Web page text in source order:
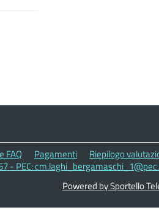
FAQ Pagamenti
Riepilogo
- PEC:
Powered by Sportello